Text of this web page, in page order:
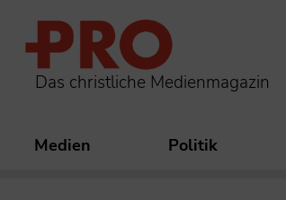
Das christliche Medienmagazin
Medien Politik